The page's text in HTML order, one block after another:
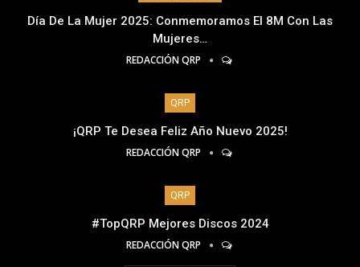
Día De La Mujer 2025: Conmemoramos El 8M Con Las
Mujeres…
REDACCIÓN QRP
QRP
¡QRP Te Desea Feliz Año Nuevo 2025!
REDACCIÓN QRP
QRP
#TopQRP Mejores Discos 2024
REDACCIÓN QRP